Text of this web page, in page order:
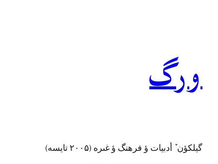
ورگ
گيلکؤن ٚ أدبیات ؤ فرهنگ ؤ غىره (۲۰۰۵ تايسه)